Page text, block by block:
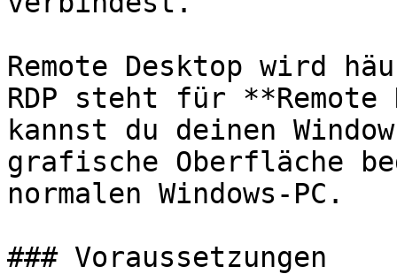
Remote Desktop wird
RDP steht für
kannst du deinen
grafische Oberfläche
normalen Windows-PC.
### Voraussetzungen